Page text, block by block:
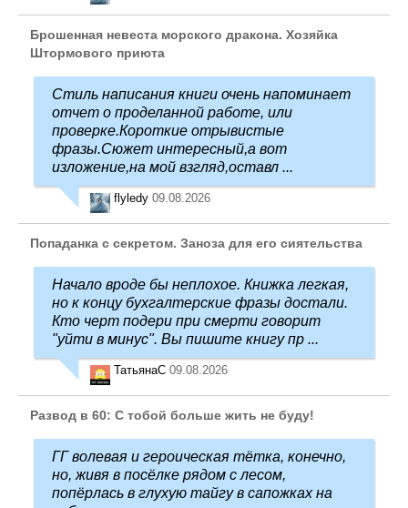
Брошенная невеста морского дракона. Хозяйка
Штормового приюта
Стиль написания книги очень напоминает
отчет о проделанной работе, или
проверке.Короткие отрывистые
фразы.Сюжет интересный,а вот
изложение,на мой взгляд,оставл ...
flyledy 09.08.2026
Попаданка с секретом. Заноза для его сиятельства
Начало вроде бы неплохое. Книжка легкая,
но к концу бухгалтерские фразы достали.
Кто черт подери при смерти говорит
"уйти в минус". Вы пишите книгу пр ...
ТатьянаC 09.08.2026
Развод в 60: С тобой больше жить не буду!
ГГ волевая и героическая тётка, конечно,
но, живя в посёлке рядом с лесом,
попёрлась в глухую тайгу в сапожках на